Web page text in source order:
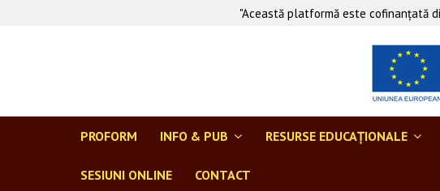
"Această platformă este cofinanţată
PROFORM INFO & PUB RESURSE EDUCAŢIONALE
SESIUNI ONLINE CONTACT